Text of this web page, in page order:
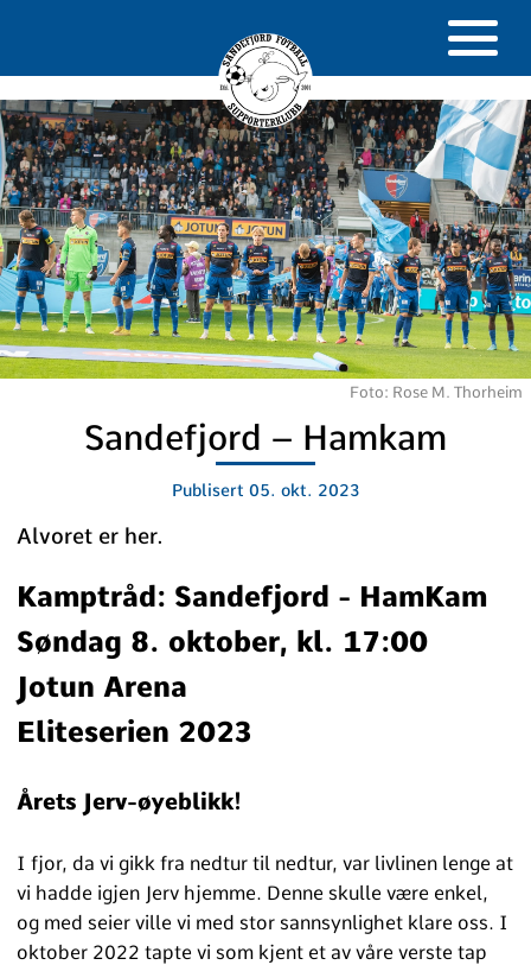
Foto: Rose M. Thorheim
Sandefjord – Hamkam
Publisert 05. okt. 2023
Alvoret er her.
Kamptråd: Sandefjord - HamKam
Søndag 8. oktober, kl. 17:00
Jotun Arena
Eliteserien 2023
Årets Jerv-øyeblikk!
I fjor, da vi gikk fra nedtur til nedtur, var livlinen lenge at
vi hadde igjen Jerv hjemme. Denne skulle være enkel,
og med seier ville vi med stor sannsynlighet klare oss. I
oktober 2022 tapte vi som kjent et av våre verste tap